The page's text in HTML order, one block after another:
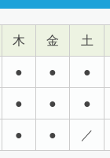
木 金 土
● ● ●
● ● ●
● ● ／